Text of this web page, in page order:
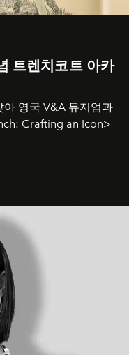
트렌치코트 아카
영국 V&A 뮤지엄과
Crafting an Icon>